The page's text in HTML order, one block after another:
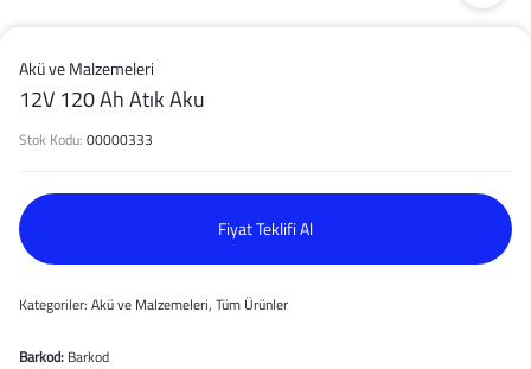
Akü ve Malzemeleri
12V 120 Ah Atık Aku
Stok Kodu: 00000333
Fiyat Teklifi Al
Kategoriler: Akü ve Malzemeleri, Tüm Ürünler
Barkod: Barkod